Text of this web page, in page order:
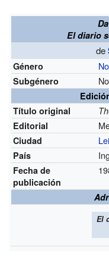
El diario
de
Género
Subgénero
Título original
Editorial
Ciudad
País
Fecha de
publicación
El